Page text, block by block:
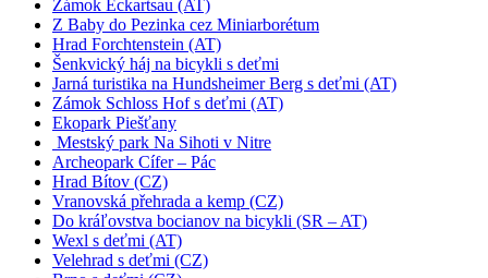
Zámok Eckartsau (AT)
Z Baby do Pezinka cez Miniarborétum
Hrad Forchtenstein (AT)
Šenkvický háj na bicykli s deťmi
Jarná turistika na Hundsheimer Berg s deťmi (AT)
Zámok Schloss Hof s deťmi (AT)
Ekopark Piešťany
Mestský park Na Sihoti v Nitre
Archeopark Cífer – Pác
Hrad Bítov (CZ)
Vranovská přehrada a kemp (CZ)
Do kráľovstva bocianov na bicykli (SR – AT)
Wexl s deťmi (AT)
Velehrad s deťmi (CZ)